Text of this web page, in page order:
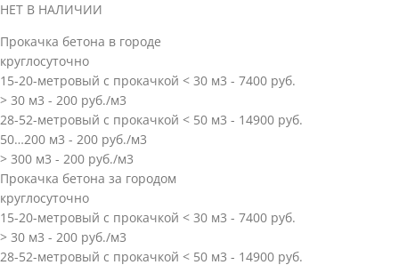
НЕТ В НАЛИЧИИ
Прокачка бетона в городе
круглосуточно
15-20-метровый с прокачкой < 30 м3 - 7400 руб.
> 30 м3 - 200 руб./м3
28-52-метровый с прокачкой < 50 м3 - 14900 руб.
50…200 м3 - 200 руб./м3
> 300 м3 - 200 руб./м3
Прокачка бетона за городом
круглосуточно
15-20-метровый с прокачкой < 30 м3 - 7400 руб.
> 30 м3 - 200 руб./м3
28-52-метровый с прокачкой < 50 м3 - 14900 руб.